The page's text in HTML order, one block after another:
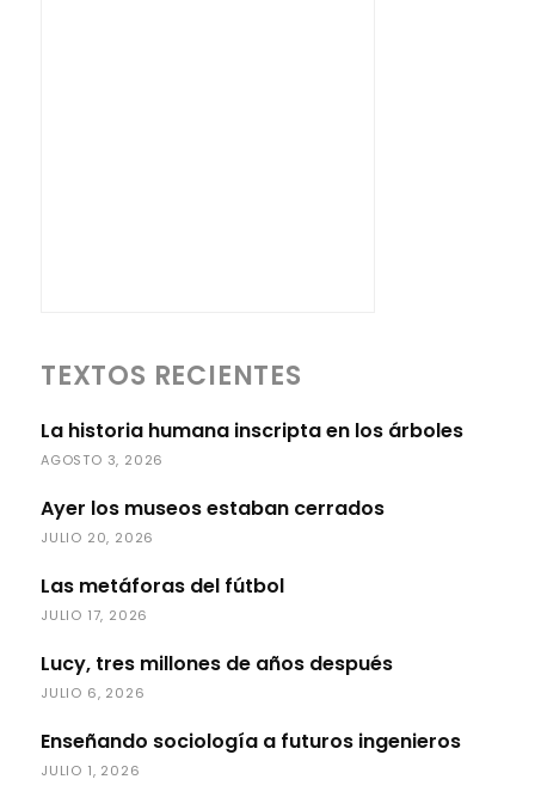
TEXTOS RECIENTES
La historia humana inscripta en los árboles
AGOSTO 3, 2026
Ayer los museos estaban cerrados
JULIO 20, 2026
Las metáforas del fútbol
JULIO 17, 2026
Lucy, tres millones de años después
JULIO 6, 2026
Enseñando sociología a futuros ingenieros
JULIO 1, 2026